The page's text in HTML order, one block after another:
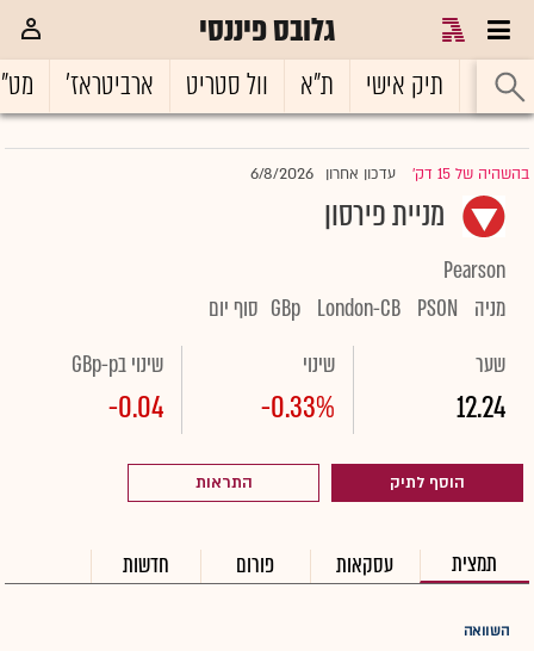
גלובס פיננסי
ראשי תיק אישי ת"א וול סטריט ארביטראז'
בהשהיה של 15 דק' |עדכון אחרון 6/8/2026
מניית פירסון
Pearson
מניה
PSON
London-CB
GBp סוף יום
שער
12.24
שינוי
-0.33%
שינוי בGBp-p
-0.04
הוסף לתיק התראות
תמצית עסקאות פורום חדשות
השוואה